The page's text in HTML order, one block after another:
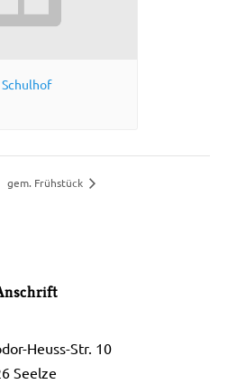
gem. Frühstück
Heuss-Str. 10
Seelze